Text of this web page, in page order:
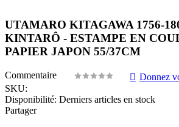
UTAMARO KITAGAWA 1756-
KINTARÔ - ESTAMPE EN
PAPIER JAPON 55/37CM
Commentaire
Donnez
SKU:
Disponibilité: Derniers articles en stock
Partager